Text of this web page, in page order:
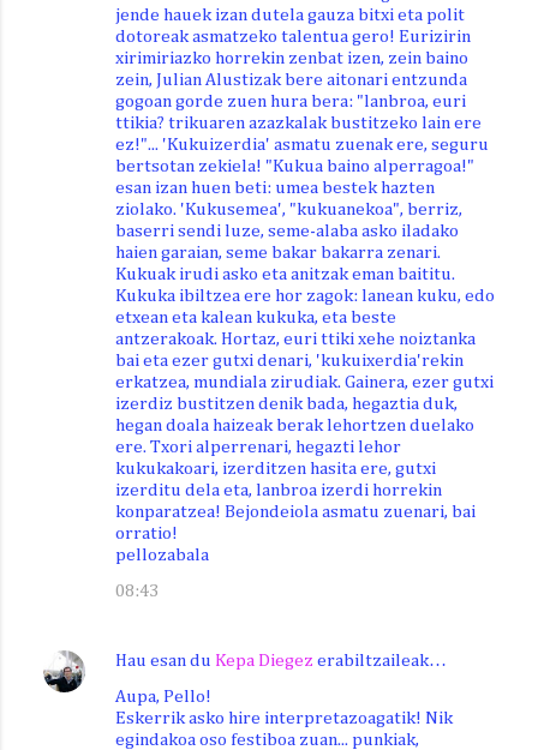
jende hauek izan dutela gauza bitxi eta polit
dotoreak asmatzeko talentua gero! Eurizirin
xirimiriazko horrekin zenbat izen, zein baino
zein, Julian Alustizak bere aitonari entzunda
gogoan gorde zuen hura bera: "lanbroa, euri
ttikia? trikuaren azazkalak bustitzeko lain ere
ez!"... 'Kukuizerdia' asmatu zuenak ere, seguru
bertsotan zekiela! "Kukua baino alperragoa!"
esan izan huen beti: umea bestek hazten
ziolako. 'Kukusemea', "kukuanekoa", berriz,
baserri sendi luze, seme-alaba asko iladako
haien garaian, seme bakar bakarra zenari.
Kukuak irudi asko eta anitzak eman baititu.
Kukuka ibiltzea ere hor zagok: lanean kuku, edo
etxean eta kalean kukuka, eta beste
antzerakoak. Hortaz, euri ttiki xehe noiztanka
bai eta ezer gutxi denari, 'kukuixerdia'rekin
erkatzea, mundiala zirudiak. Gainera, ezer gutxi
izerdiz bustitzen denik bada, hegaztia duk,
hegan doala haizeak berak lehortzen duelako
ere. Txori alperrenari, hegazti lehor
kukukakoari, izerditzen hasita ere, gutxi
izerditu dela eta, lanbroa izerdi horrekin
konparatzea! Bejondeiola asmatu zuenari, bai
orratio!
pellozabala
08:43
Hau esan du Kepa Diegez erabiltzaileak…
Aupa, Pello!
Eskerrik asko hire interpretazoagatik! Nik
egindakoa oso festiboa zuan... punkiak,